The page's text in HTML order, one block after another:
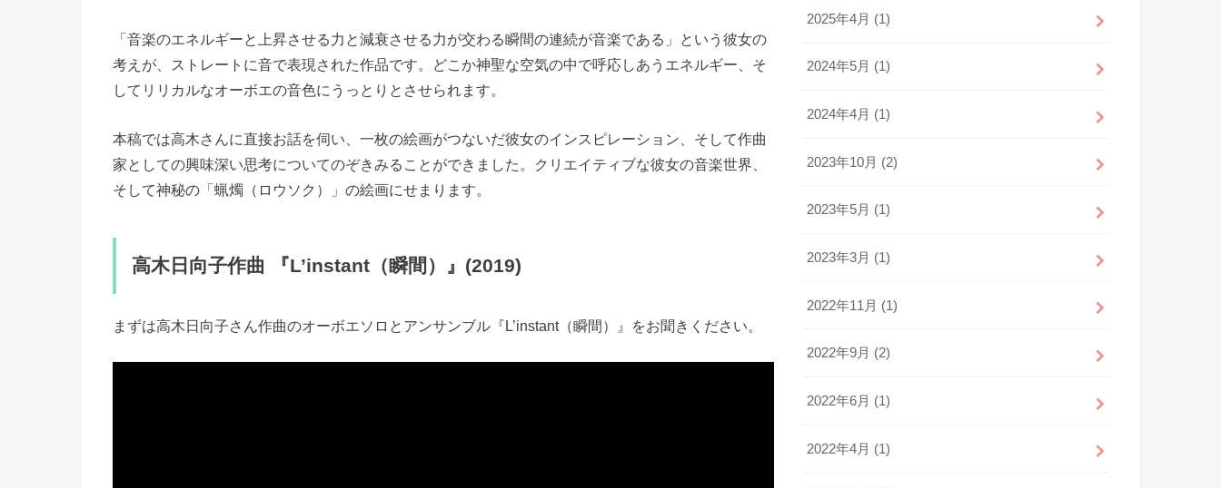
「音楽のエネルギーと上昇させる力と減衰させる力が交わる瞬間の連続が音楽である」という彼女の
考えが、ストレートに音で表現された作品です。どこか神聖な空気の中で呼応しあうエネルギー、そ
してリリカルなオーボエの音色にうっとりとさせられます。
本稿では高木さんに直接お話を伺い、一枚の絵画がつないだ彼女のインスピレーション、そして作曲
家としての興味深い思考についてのぞきみることができました。クリエイティブな彼女の音楽世界、
そして神秘の「蝋燭（ロウソク）」の絵画にせまります。
高木日向子作曲 『L’instant （瞬間）』(2019)
まずは高木日向子さん作曲のオーボエソロとアンサンブル『L’instant（瞬間）』をお聞きください。
2025年4月 (1)
2024年5月 (1)
2024年4月 (1)
2023年10月 (2)
2023年5月 (1)
2023年3月 (1)
2022年11月 (1)
2022年9月 (2)
2022年6月 (1)
2022年4月 (1)